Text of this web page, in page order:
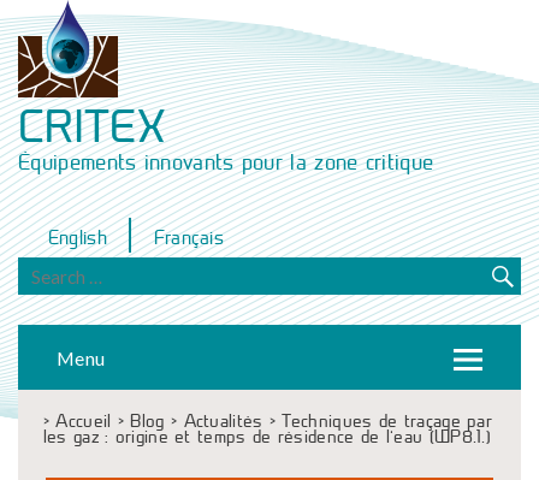
CRITEX
Équipements innovants pour la zone critique
English Français
Menu
>Accueil > Blog > Actualités >Techniques de traçage par
les gaz : origine et temps de résidence de l’eau (WP8.1.)